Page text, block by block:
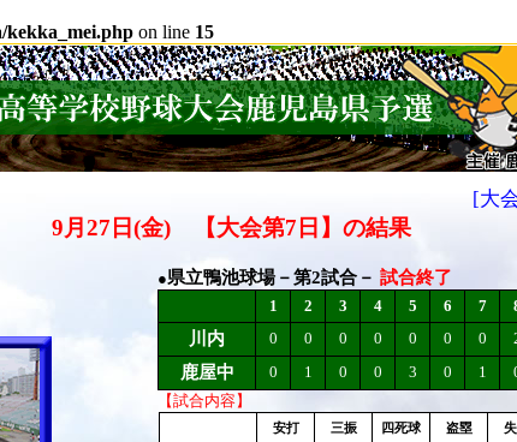
kekka_mei.php on line 15
[大
9月27日(金) 【大会第7日】の結果
●県立鴨池球場－第2試合－ 試合終了
1 2 3 4 5 6 7
川内 0 0 0 0 0 0 0
鹿屋中 0 1 0 0 3 0 1
【試合内容】
安打 三振 四死球 盗塁